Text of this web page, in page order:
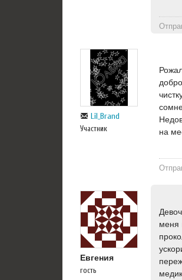
Lil_Brand
Участник
на
Евгения
гость
меня